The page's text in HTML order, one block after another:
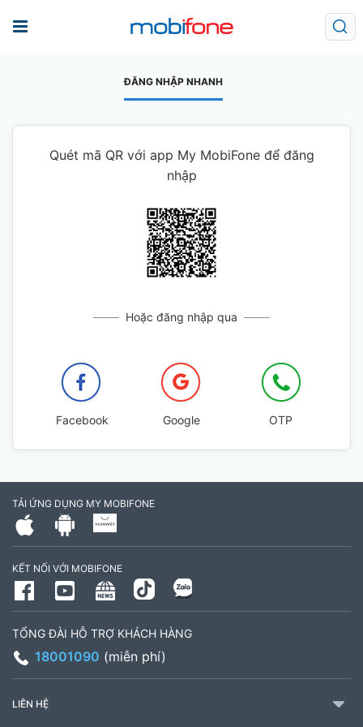
ĐĂNG NHẬP NHANH
Quét mã QR với app My MobiFone để đăng
nhập
Hoặc đăng nhập qua
Facebook Google OTP
TẢI ỨNG DỤNG MY MOBIFONE
KẾT NỐI VỚI MOBIFONE
TỔNG ĐÀI HỖ TRỢ KHÁCH HÀNG
18001090 (miễn phí)
LIÊN HỆ